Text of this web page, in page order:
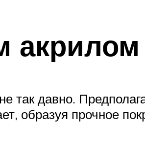
акрилом
так давно.
образуя прочное